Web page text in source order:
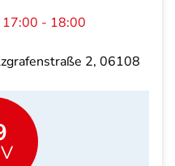
- 18:00
2, 06108